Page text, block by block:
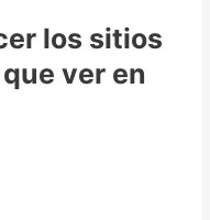
los sitios
ver en